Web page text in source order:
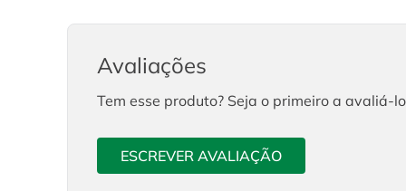
Avaliações
Tem esse produto? Seja o primeiro a avaliá-
ESCREVER AVALIAÇÃO